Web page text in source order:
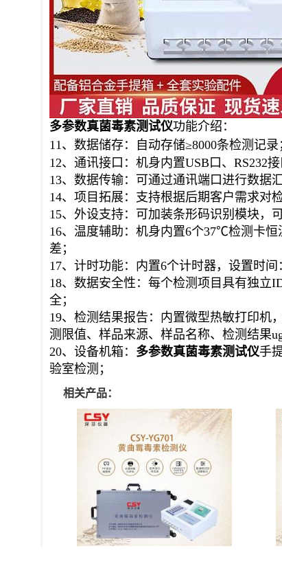
多参数真菌毒素测试仪功能介绍 ：
11、数据储存：自动存储≥8000条检测记录
12、通讯接口：机身内置USB口、RS232接
13、数据传输：可通过通讯端口进行数据
14、项目拓展：支持根据后期客户需求对
15、外设支持：可加装条形码识别模块，
16、温度辅助：机身内置6个37℃检测卡
差；
17、计时功能：内置6个计时器，设置时
18、数据安全性：每个检测项目具有独立
全；
19、检测结果报告：内置微型热敏打印机
测限值、样品来源、样品名称、检测结果
20、设备机箱： 多参数真菌毒素测试仪手
验室检测 ；
相关产品：